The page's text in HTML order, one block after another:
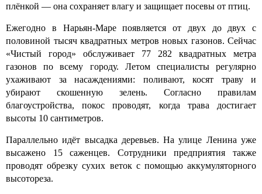
плёнкой — она сохраняет влагу и защищает посевы от птиц.
Ежегодно в Нарьян-Маре появляется от двух до двух с
половиной тысяч квадратных метров новых газонов. Сейчас
«Чистый город» обслуживает 77 282 квадратных метра
газонов по всему городу. Летом специалисты регулярно
ухаживают за насаждениями: поливают, косят траву и
убирают скошенную зелень. Согласно правилам
благоустройства, покос проводят, когда трава достигает
высоты 10 сантиметров.
Параллельно идёт высадка деревьев. На улице Ленина уже
высажено 15 саженцев. Сотрудники предприятия также
проводят обрезку сухих веток с помощью аккумуляторного
высотореза.